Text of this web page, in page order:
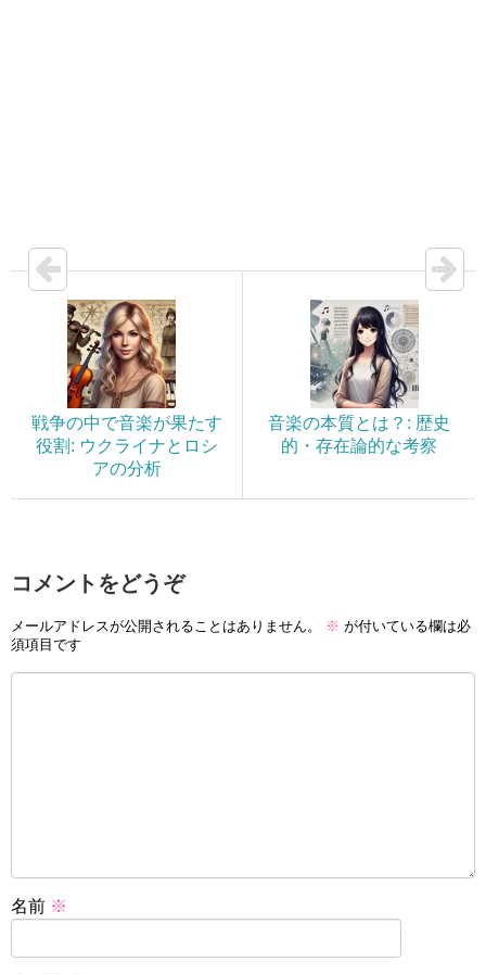
戦争の中で音楽が果たす
役割: ウクライナとロシ
アの分析
音楽の本質とは？: 歴史
的・存在論的な考察
コメントをどうぞ
メールアドレスが公開されることはありません。 ※ が付いている欄は必
須項目です
名前 ※